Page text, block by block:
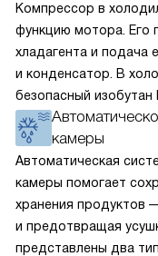
Компрессор в
функцию мотора. Его
хладагента и подача
и конденсатор. В
безопасный изобутан
окружающей среде.
по охладительному
лучше работает
и быстрее
меньше
камеры
Автоматическая
камеры помогает
хранения продуктов
и предотвращая
представлены два